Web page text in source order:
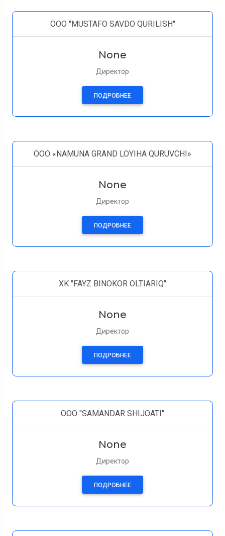
OOO "MUSTAFO SAVDO QURILISH"
None
Директор
ПОДРОБНЕЕ
OOO «NAMUNA GRAND LOYIHA QURUVCHI»
None
Директор
ПОДРОБНЕЕ
XK "FAYZ BINOKOR OLTIARIQ"
None
Директор
ПОДРОБНЕЕ
ООО "SAMANDAR SHIJOATI"
None
Директор
ПОДРОБНЕЕ